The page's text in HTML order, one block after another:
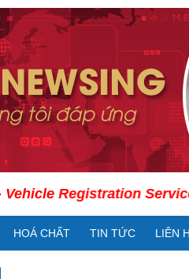
Registration Services -
HOÁ CHẤT TIN TỨC LIÊN